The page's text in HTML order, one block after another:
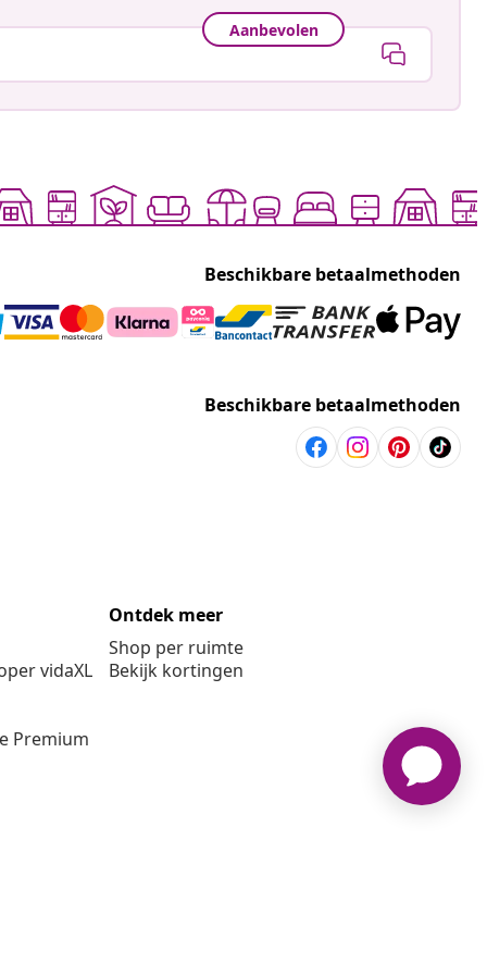
Aanbevolen
Beschikbare betaalmethoden
Beschikbare betaalmethoden
vidaXL
Premium
Ontdek meer
Shop per ruimte
Bekijk kortingen